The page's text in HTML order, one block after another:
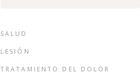
SALUD
LESIÓN
TRATAMIENTO DEL DOLOR